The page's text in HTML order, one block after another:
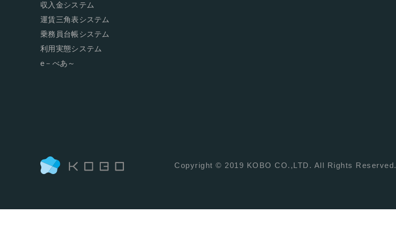
収入金システム
運賃三角表システム
乗務員台帳システム
利用実態システム
e－べあ～
Copyright © 2019 KOBO CO.,LTD. All Rights Reserved.